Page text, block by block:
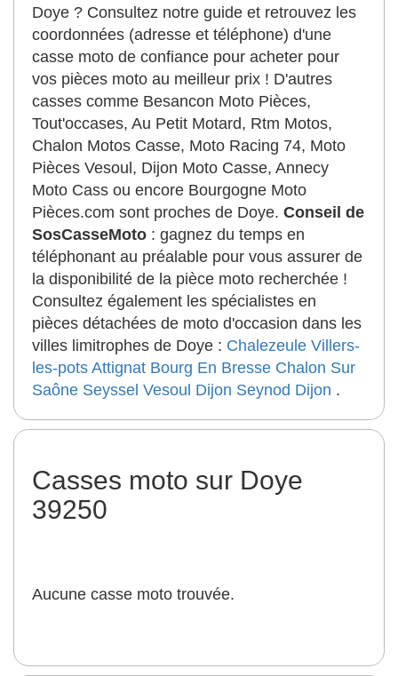
Doye ? Consultez notre guide et retrouvez les
coordonnées (adresse et téléphone) d'une
casse moto de confiance pour acheter pour
vos pièces moto au meilleur prix ! D'autres
casses comme Besancon Moto Pièces,
Tout'occases, Au Petit Motard, Rtm Motos,
Chalon Motos Casse, Moto Racing 74, Moto
Pièces Vesoul, Dijon Moto Casse, Annecy
Moto Cass ou encore Bourgogne Moto
Pièces.com sont proches de Doye. Conseil de
SosCasseMoto : gagnez du temps en
téléphonant au préalable pour vous assurer de
la disponibilité de la pièce moto recherchée !
Consultez également les spécialistes en
pièces détachées de moto d'occasion dans les
villes limitrophes de Doye : Chalezeule Villers-
les-pots Attignat Bourg En Bresse Chalon Sur
Saône Seyssel Vesoul Dijon Seynod Dijon .
Casses moto sur Doye
39250
Aucune casse moto trouvée.